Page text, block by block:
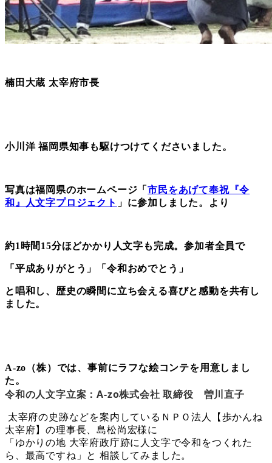
楠田大蔵 太宰府市長
小川洋 福岡県知事も駆けつけてくださいました。
写真は福岡県のホームページ「市民をあげて奉祝『令
和』人文字プロジェクト 」に参加しました。より
約1時間15分ほどかかり人文字も完成。参加者全員で
「平成ありがとう」「令和おめでとう」
と唱和し、歴史の瞬間に立ち会える喜びと感動を共有し
ました。
A-zo（株）では、事前にラフな絵コンテを用意しまし
た。
令和の人文字立案：A-zo株式会社 取締役 曽川直子
太宰府の史跡などを案内しているＮＰＯ法人【歩かんね
太宰府】の理事長、島松尚宏様に
「ゆかりの地 大宰府政庁跡に人文字で令和をつくれた
ら、最高ですね」と 相談してみました。